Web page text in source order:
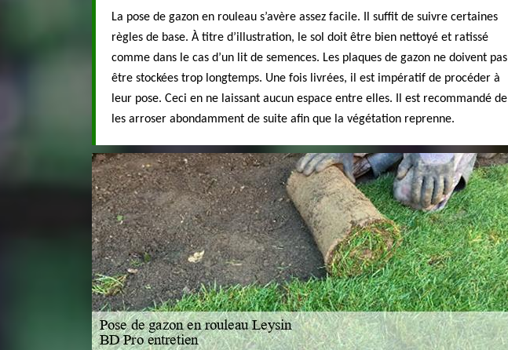
La pose de gazon en rouleau s’avère assez facile. Il suffit de suivre certaines
règles de base. À titre d’illustration, le sol doit être bien nettoyé et ratissé
comme dans le cas d’un lit de semences. Les plaques de gazon ne doivent pas
être stockées trop longtemps. Une fois livrées, il est impératif de procéder à
leur pose. Ceci en ne laissant aucun espace entre elles. Il est recommandé de
les arroser abondamment de suite afin que la végétation reprenne.